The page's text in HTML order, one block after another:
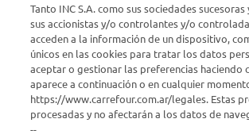
Seguinos en :
Estamos para ayudarte
¿Tenés una consulta? Comunicate con nosotros
Descubrí Carrefour
Tanto INC S.A. como sus sociedades
sus accionistas y/o controlantes y/o
acceden a la información de un dispositivo,
únicos en las cookies para tratar los datos
aceptar o gestionar las preferencias haciendo
aparece a continuación o en cualquier
https://www.carrefour.com.ar/legales. Estas
procesadas y no afectarán a los datos de
--